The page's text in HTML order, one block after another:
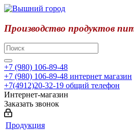
Производство продуктов
+7 (980) 106-89-48
+7 (980) 106-89-48 интернет магазин
+7(4912)20-32-19 общий телефон
Интернет-магазин
Заказать звонок
Продукция